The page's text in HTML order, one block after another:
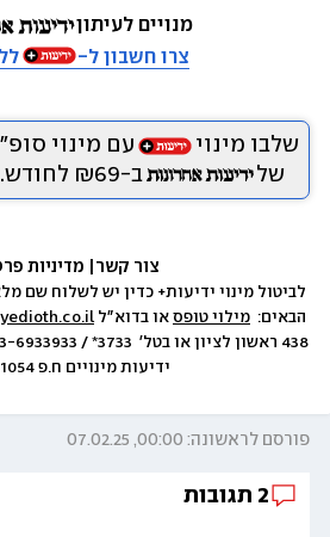
מנויים לעיתון
צרו חשבון ל-
שלבו מינוי
עם מינוי
של
ב-₪69 לחודש.
צור קשר
הבאים: מילוי טופס או בדוא״ל
ידיעות מינויים ח.פ 540181054
פורסם לראשונה: 00:00, 07.02.25
2 תגובות